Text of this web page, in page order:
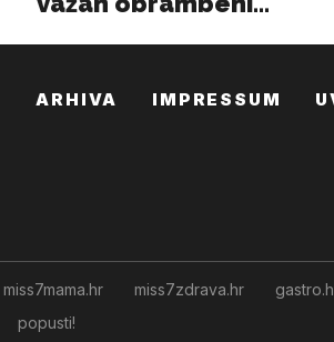
ARHIVA IMPRESSUM
miss7mama.hr miss7zdrava.hr
popusti!